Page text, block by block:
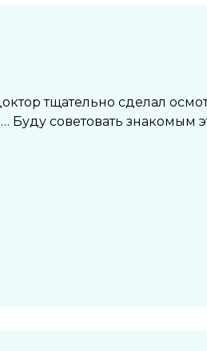
тщательно сделал
советовать знакомым